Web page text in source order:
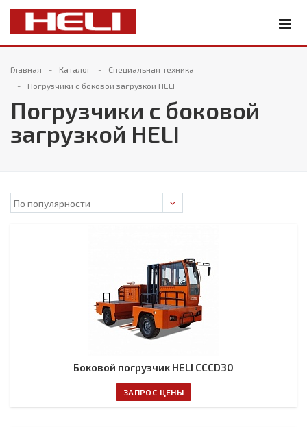
Главная Каталог
Специальная техника
Погрузчики с боковой загрузкой HELI
Погрузчики с боковой
загрузкой HELI
Боковой погрузчик HELI CCCD30
ЗАПРОС ЦЕНЫ